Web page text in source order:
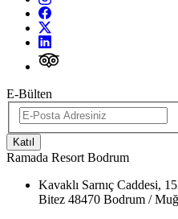
E-Bülten
Katıl
Ramada Resort Bodrum
Kavaklı Sarnıç Caddesi,
Bitez 48470 Bodrum /